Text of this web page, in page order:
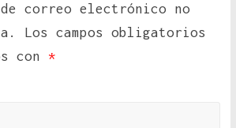
correo electrónico no
Los campos obligatorios
con *